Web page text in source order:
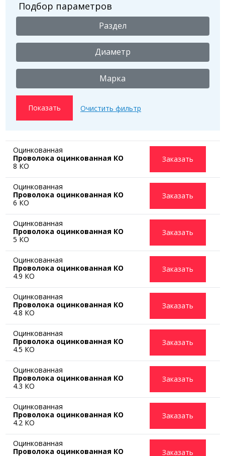
Подбор параметров
Раздел
Диаметр
Марка
Оцинкованная
Проволока оцинкованная КО
8 КО
Заказать
Оцинкованная
Проволока оцинкованная КО
6 КО
Заказать
Оцинкованная
Проволока оцинкованная КО
5 КО
Заказать
Оцинкованная
Проволока оцинкованная КО
4.9 КО
Заказать
Оцинкованная
Проволока оцинкованная КО
4.8 КО
Заказать
Оцинкованная
Проволока оцинкованная КО
4.5 КО
Заказать
Оцинкованная
Проволока оцинкованная КО
4.3 КО
Заказать
Оцинкованная
Проволока оцинкованная КО
4.2 КО
Заказать
Оцинкованная
Проволока оцинкованная КО
Заказать